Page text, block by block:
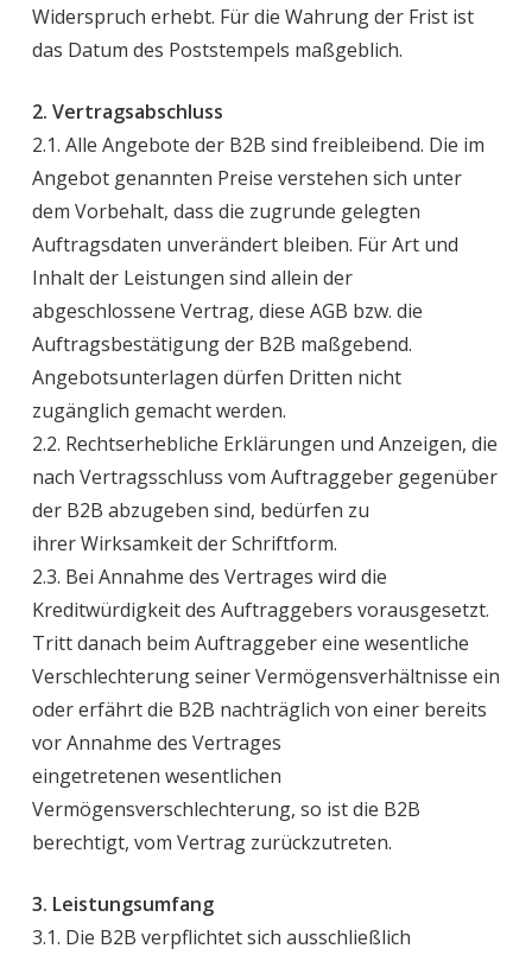
Widerspruch erhebt. Für die Wahrung der Frist ist
das Datum des Poststempels maßgeblich.
2. Vertragsabschluss
2.1. Alle Angebote der B2B sind freibleibend. Die im
Angebot genannten Preise verstehen sich unter
dem Vorbehalt, dass die zugrunde gelegten
Auftragsdaten unverändert bleiben. Für Art und
Inhalt der Leistungen sind allein der
abgeschlossene Vertrag, diese AGB bzw. die
Auftragsbestätigung der B2B maßgebend.
Angebotsunterlagen dürfen Dritten nicht
zugänglich gemacht werden.
2.2. Rechtserhebliche Erklärungen und Anzeigen, die
nach Vertragsschluss vom Auftraggeber gegenüber
der B2B abzugeben sind, bedürfen zu
ihrer Wirksamkeit der Schriftform.
2.3. Bei Annahme des Vertrages wird die
Kreditwürdigkeit des Auftraggebers vorausgesetzt.
Tritt danach beim Auftraggeber eine wesentliche
Verschlechterung seiner Vermögensverhältnisse ein
oder erfährt die B2B nachträglich von einer bereits
vor Annahme des Vertrages
eingetretenen wesentlichen
Vermögensverschlechterung, so ist die B2B
berechtigt, vom Vertrag zurückzutreten.
3. Leistungsumfang
3.1. Die B2B verpflichtet sich ausschließlich